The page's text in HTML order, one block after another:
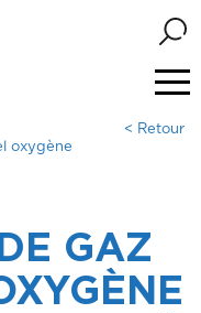
oxygène
< Retour
GAZ